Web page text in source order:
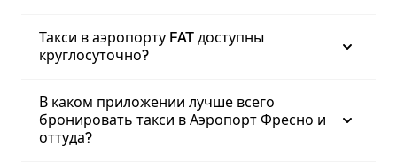
Такси в аэропорту FAT доступны
круглосуточно?
В каком приложении лучше всего
бронировать такси в Аэропорт Фресно и
оттуда?